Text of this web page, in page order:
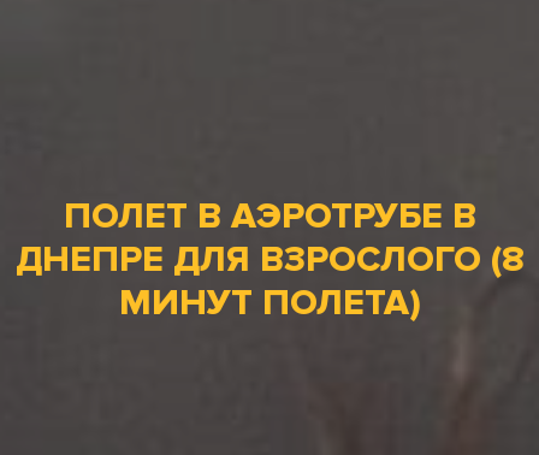
ПОЛЕТ В АЭРОТРУБЕ В
ДНЕПРЕ ДЛЯ ВЗРОСЛОГО (8
МИНУТ ПОЛЕТА)